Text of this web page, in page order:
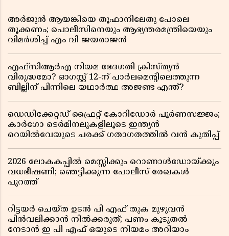
അർജുൻ ആയങ്കിയെ തൂഫാനിലേതു പോലെ
തൂക്കണം; പൊലീസിനെയും ആഭ്യന്തരമന്ത്രിയെയും
വിമർശിച്ച് എം വി ജയരാജൻ
എഫ്സിആർഎ നിയമ ഭേദഗതി ക്രിസ്ത്യൻ
വിരുദ്ധമോ? ഓഗസ്റ്റ് 12-ന് പാർലമെന്റിലെത്തുന്ന
ബില്ലിന് പിന്നിലെ യഥാർത്ഥ അജണ്ട എന്ത്?
ഡെഡിക്കേറ്റഡ് ഫ്രൈറ്റ് കോറിഡോർ പൂർണസജ്ജം;
കാർഗോ ടെർമിനലുകളിലൂടെ ഇന്ത്യൻ
റെയിൽവേയുടെ ചരക്ക് ഗതാഗതത്തിൽ വൻ കുതിപ്പ്
2026 ലോകകപ്പിൽ മെസ്സിക്കും റൊണാൾഡോയ്ക്കും
വധഭീഷണി; ഞെട്ടിക്കുന്ന പോലീസ് രേഖകൾ
പുറത്ത്
റിട്ടയർ ചെയ്ത ഉടൻ പി എഫ് തുക മുഴുവൻ
പിൻവലിക്കാൻ നിൽക്കരുത്; പണം കൂടുതൽ
നേടാൻ ഇ പി എഫ് ഒയുടെ നിയമം അറിയാം